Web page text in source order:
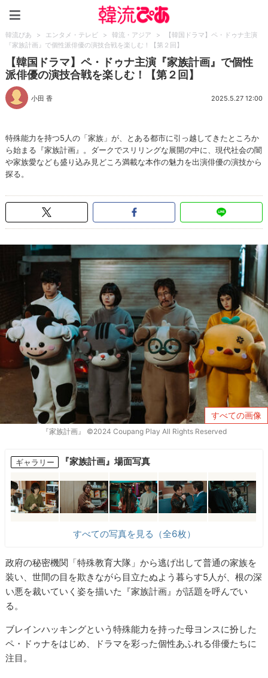
韓流ぴあ > エンタメ・テレビ > 韓流・アジア >
【韓国ドラマ】ペ・ドゥナ主演
『家族計画』で個性派俳優の演技合戦を楽しむ！【第２回】
【韓国ドラマ】ペ・ドゥナ主演『家族計画』で個性
派俳優の演技合戦を楽しむ！【第２回】
小田 香 2025.5.27 12:00
特殊能力を持つ5人の「家族」が、とある都市に引っ越してきたところか
ら始まる『家族計画』。ダークでスリリングな展開の中に、現代社会の闇
や家族愛なども盛り込み見どころ満載な本作の魅力を出演俳優の演技から
探る。
すべての画像
『家族計画』 ©2024 Coupang Play All Rights Reserved
ギャラリー 『家族計画』場面写真
すべての写真を見る（全6枚）
政府の秘密機関「特殊教育大隊」から逃げ出して普通の家族を
装い、世間の目を欺きながら目立たぬよう暮らす5人が、根の深
い悪を裁いていく姿を描いた『家族計画』が話題を呼んでい
る。
ブレインハッキングという特殊能力を持った母ヨンスに扮した
ペ・ドゥナをはじめ、ドラマを彩った個性あふれる俳優たちに
注目。